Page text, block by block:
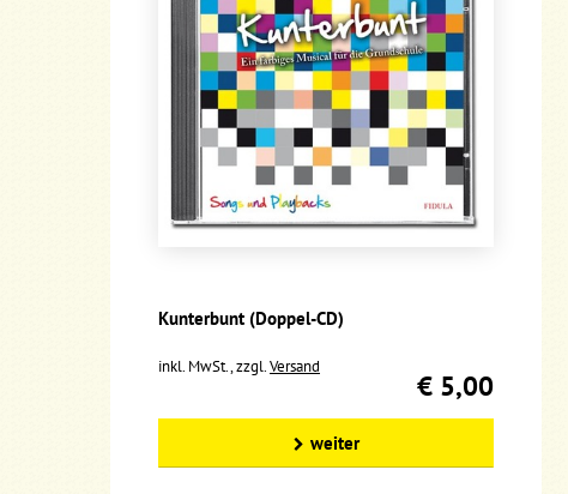
Kunterbunt (Doppel-CD)
inkl. MwSt., zzgl.Versand
€ 5,00
weiter